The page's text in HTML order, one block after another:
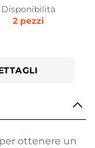
Disponibilità
2 pezzi
ottenere un